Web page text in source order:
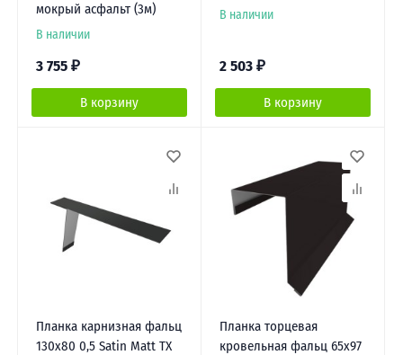
мокрый асфальт (3м)
В наличии
3 755 ₽
В корзину
В наличии
2 503 ₽
В корзину
Планка карнизная фальц
130х80 0,5 Satin Matt TX
Планка торцевая
кровельная фальц 65х97